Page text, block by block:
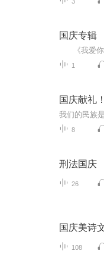
国庆专辑
1
国庆献礼
8
刑法国庆
26
国庆美诗
108